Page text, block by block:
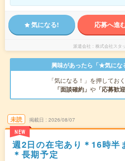
気になる! 応募へ進
派遣会社 株式会社スタ
興味があったら「★気にな
「気になる！」を押してお
「面談確約」 や 「応募歓
未読
NEW
掲載日 2026/08/07
週2日の在宅あり＊16時半
＊長期予定